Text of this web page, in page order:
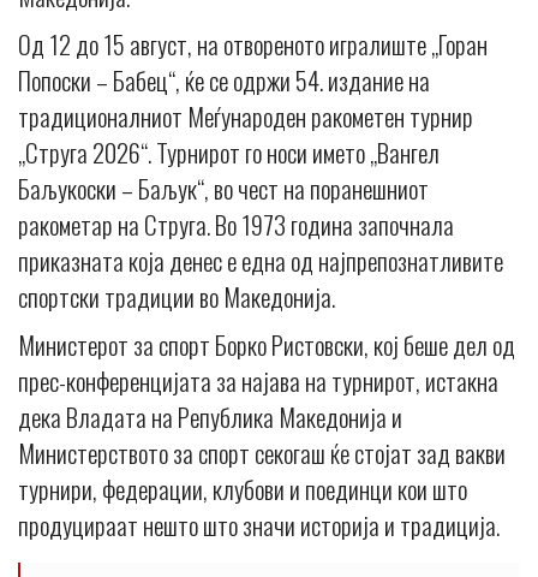
Од 12 до 15 август, на отвореното игралиште „Горан
Попоски – Бабец“, ќе се одржи 54. издание на
традиционалниот Меѓународен ракометен турнир
„Струга 2026“. Турнирот го носи името „Вангел
Баљукоски – Баљук“, во чест на поранешниот
ракометар на Струга. Во 1973 година започнала
приказната која денес е една од најпрепознатливите
спортски традиции во Македонија.
Министерот за спорт Борко Ристовски, кој беше дел од
прес-конференцијата за најава на турнирот, истакна
дека Владата на Република Македонија и
Министерството за спорт секогаш ќе стојат зад вакви
турнири, федерации, клубови и поединци кои што
продуцираат нешто што значи историја и традиција.